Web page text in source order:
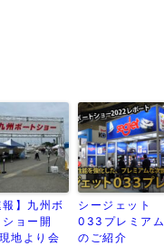
報】九州ボ
ショー開
地より会
シージェット
033プレミアム
のご紹介